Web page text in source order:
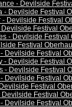
- Devilside
- Devilside Festival
- Devilside Festival
Devilside Festival
- Devilside
Festival
Devilside Festival
- Devilside Festival
- Devilside Festival
Devilside Festival
Festival
Devilside Festival
Devilside Festival